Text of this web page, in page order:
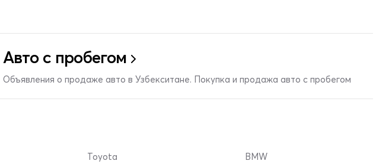
Авто с пробегом
Объявления о продаже авто в Узбекситане. Покупка и продажа авто с пробегом
Toyota BMW